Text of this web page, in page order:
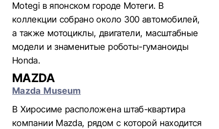
Motegi в японском городе Мотеги. В
коллекции собрано около 300 автомобилей,
а также мотоциклы, двигатели, масштабные
модели и знаменитые роботы-гуманоиды
Honda.
MAZDA
Mazda Museum
В Хиросиме расположена штаб-квартира
компании Mazda, рядом с которой находится